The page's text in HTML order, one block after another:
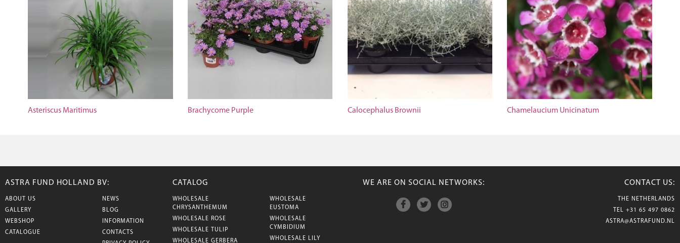
Asteriscus Maritimus Brachycome Purple Calocephalus Brownii Chamelaucium Unicinatum
ASTRA FUND HOLLAND BV:
ABOUT US
GALLERY
WEBSHOP
CATALOGUE
NEWS
BLOG
INFORMATION
CONTACTS
CATALOG
WHOLESALE
CHRYSANTHEMUM
WHOLESALE ROSE
WHOLESALE TULIP
WHOLESALE GERBERA
WHOLESALE
EUSTOMA
WHOLESALE
CYMBIDIUM
WHOLESALE LILY
WE ARE ON SOCIAL NETWORKS: CONTACT US:
THE NETHERLANDS
TEL +31 65 497 0862
ASTRA@ASTRAFUND.NL